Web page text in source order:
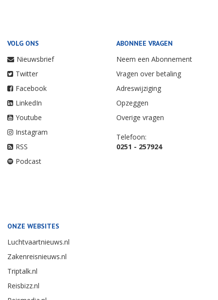
VOLG ONS
Nieuwsbrief
Twitter
Facebook
LinkedIn
Youtube
Instagram
RSS
Podcast
ABONNEE VRAGEN
Neem een Abonnement
Vragen over betaling
Adreswijziging
Opzeggen
Overige vragen
Telefoon:
0251 - 257924
ONZE WEBSITES
Luchtvaartnieuws.nl
Zakenreisnieuws.nl
Triptalk.nl
Reisbizz.nl